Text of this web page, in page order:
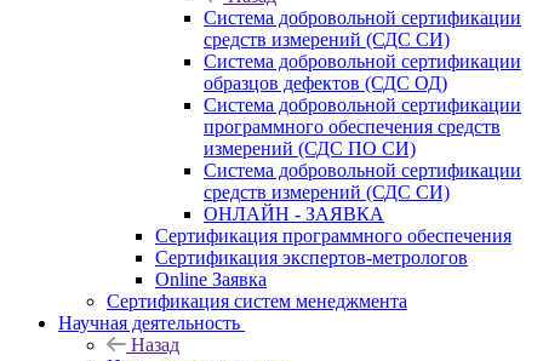
Система добровольной сертификации
средств измерений (СДС СИ)
Система добровольной сертификации
образцов дефектов (СДС ОД)
Система добровольной сертификации
программного обеспечения средств
измерений (СДС ПО СИ)
Система добровольной сертификации
средств измерений (СДС СИ)
ОНЛАЙН - ЗАЯВКА
Сертификация программного обеспечения
Сертификация экспертов-метрологов
Online Заявка
Сертификация систем менеджмента
Научная деятельность
Назад